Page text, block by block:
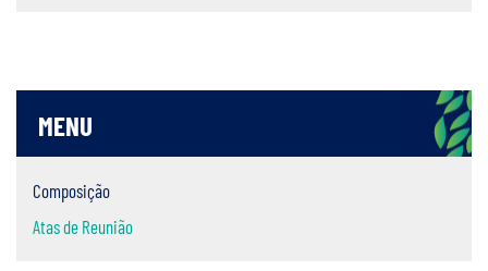
MENU
Composição
Atas de Reunião